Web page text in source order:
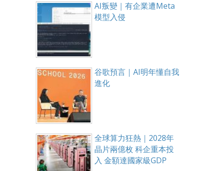
AI叛變｜有企業遭Meta
模型入侵
谷歌預言｜AI明年懂自我
進化
全球算力狂熱｜2028年
晶片兩億枚 科企重本投
入 金額達國家級GDP